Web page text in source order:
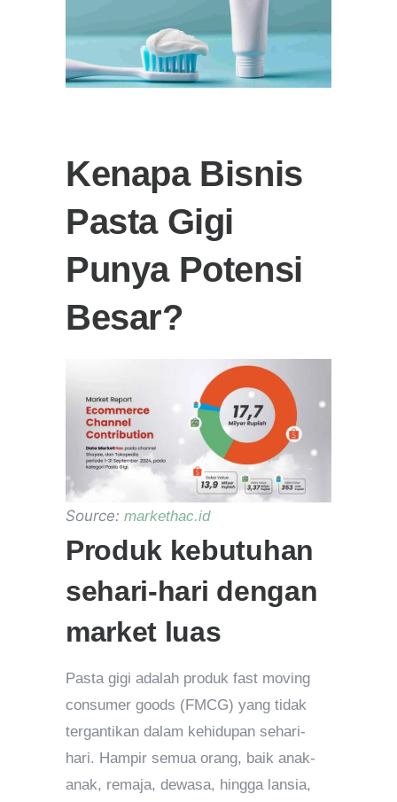
Kenapa Bisnis
Pasta Gigi
Punya Potensi
Besar?
Source: markethac.id
Produk kebutuhan
sehari-hari dengan
market luas
Pasta gigi adalah produk fast moving
consumer goods (FMCG) yang tidak
tergantikan dalam kehidupan sehari-
hari. Hampir semua orang, baik anak-
anak, remaja, dewasa, hingga lansia,